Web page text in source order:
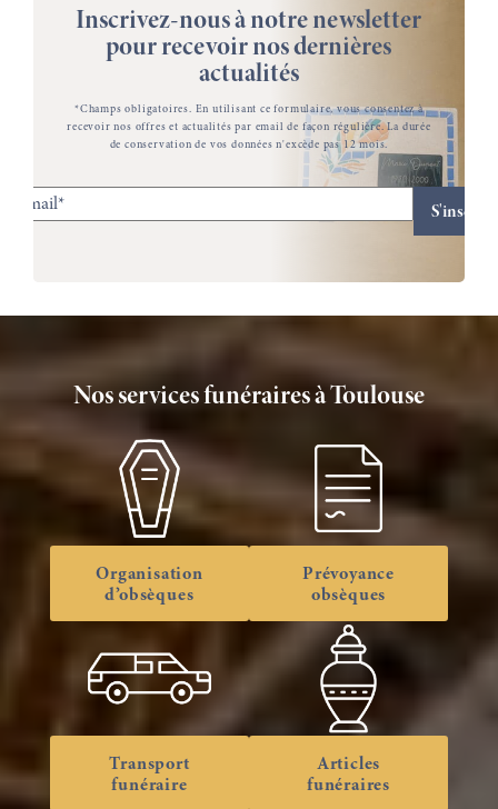
Inscrivez-nous à notre newsletter
pour recevoir nos dernières
actualités
*Champs obligatoires. En utilisant ce formulaire, vous consentez à
recevoir nos offres et actualités par email de façon régulière. La durée
de conservation de vos données n'excède pas 12 mois.
Nos services funéraires à Toulouse
Organisation
d’obsèques
Prévoyance
obsèques
Transport
funéraire
Articles
funéraires